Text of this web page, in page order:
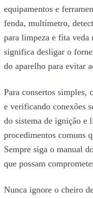
equipamentos e
fenda, multímetro,
para limpeza e fita veda
significa desligar o
do aparelho para evitar
Para consertos simples,
e verificando conexões
do sistema de ignição e
procedimentos comuns
Sempre siga o manual
que possam
Nunca ignore o cheiro